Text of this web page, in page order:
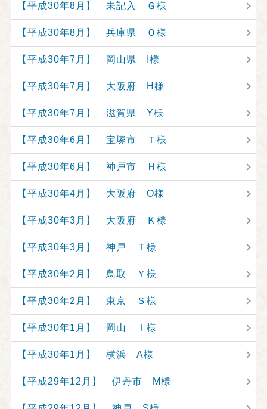
【平成30年8月】 未記入 Ｇ様
【平成30年8月】 兵庫県 Ｏ様
【平成30年7月】 岡山県 I様
【平成30年7月】 大阪府 H様
【平成30年7月】 滋賀県 Y様
【平成30年6月】 宝塚市 Ｔ様
【平成30年6月】 神戸市 Ｈ様
【平成30年4月】 大阪府 O様
【平成30年3月】 大阪府 Ｋ様
【平成30年3月】 神戸 Ｔ様
【平成30年2月】 鳥取 Ｙ様
【平成30年2月】 東京 Ｓ様
【平成30年1月】 岡山 Ｉ様
【平成30年1月】 横浜 A様
【平成29年12月】 伊丹市 M様